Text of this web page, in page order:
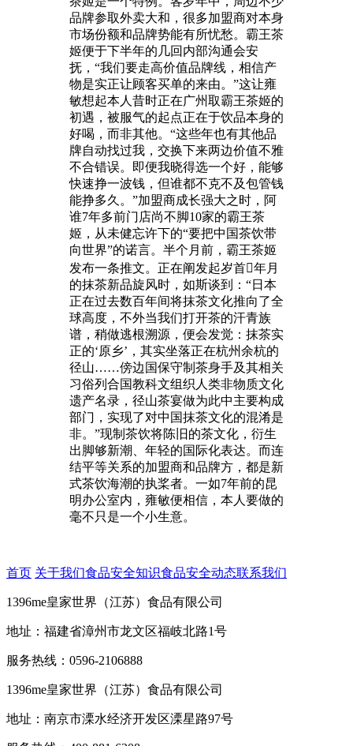
品牌参取外卖大和，很多加盟商对本身
市场份额和品牌势能有所忧愁。霸王茶
姬便于下半年的几回内部沟通会安
抚，“我们要走高价值品牌线，相信产
物是实正让顾客买单的来由。”这让雍
敏想起本人昔时正在广州取霸王茶姬的
初遇，被服气的起点正在于饮品本身的
好喝，而非其他。“这些年也有其他品
牌自动找过我，交换下来两边价值不雅
不合错误。即便我晓得选一个好，能够
快速挣一波钱，但谁都不克不及包管钱
能挣多久。”加盟商成长强大之时，阿
谁7年多前门店尚不脚10家的霸王茶
姬，从未健忘许下的“要把中国茶饮带
向世界”的诺言。半个月前，霸王茶姬
发布一条推文。正在阐发起岁首年月
的抹茶新品旋风时，如斯谈到：“日本
正在过去数百年间将抹茶文化推向了全
球高度，不外当我们打开茶的汗青族
谱，稍做逃根溯源，便会发觉：抹茶实
正的‘原乡’，其实坐落正在杭州余杭的
径山……傍边国保守制茶身手及其相关
习俗列合国教科文组织人类非物质文化
遗产名录，径山茶宴做为此中主要构成
部门，实现了对中国抹茶文化的混淆是
非。”现制茶饮将陈旧的茶文化，衍生
出脚够新潮、年轻的国际化表达。而连
结平等关系的加盟商和品牌方，都是新
式茶饮海潮的执桨者。一如7年前的昆
明办公室内，雍敏便相信，本人要做的
毫不只是一个小生意。
首页 关于我们食品安全知识食品安全动态联系我们
1396me皇家世界（江苏）食品有限公司
地址：福建省漳州市龙文区福岐北路1号
服务热线：0596-2106888
1396me皇家世界（江苏）食品有限公司
地址：南京市溧水经济开发区溧星路97号